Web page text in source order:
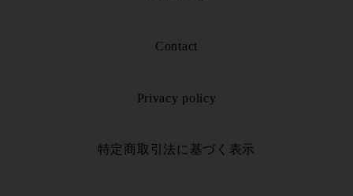
Contact
Privacy policy
特定商取引法に基づく表示